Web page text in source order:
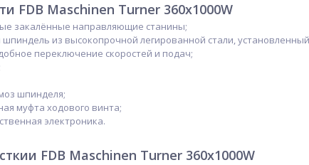
FDB Maschinen Turner 360x1000W
закалённые направляющие станины;
из высокопрочной легированной стали,
переключение скоростей и подач;
шпинделя;
муфта ходового винта;
электроника.
FDB Maschinen Turner 360x1000W